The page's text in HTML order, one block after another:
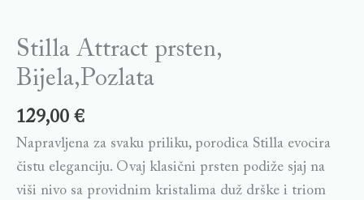
Stilla Attract prsten,
Bijela,Pozlata
129,00 €
Napravljena za svaku priliku, porodica Stilla evocira
čistu eleganciju. Ovaj klasični prsten podiže sjaj na
viši nivo sa providnim kristalima duž drške i triom